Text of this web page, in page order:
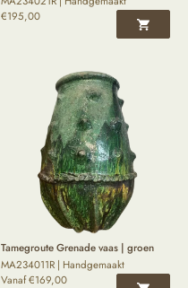
€195,00
Tamegroute Grenade vaas | groen
MA234011R | Handgemaakt
Vanaf€169,00